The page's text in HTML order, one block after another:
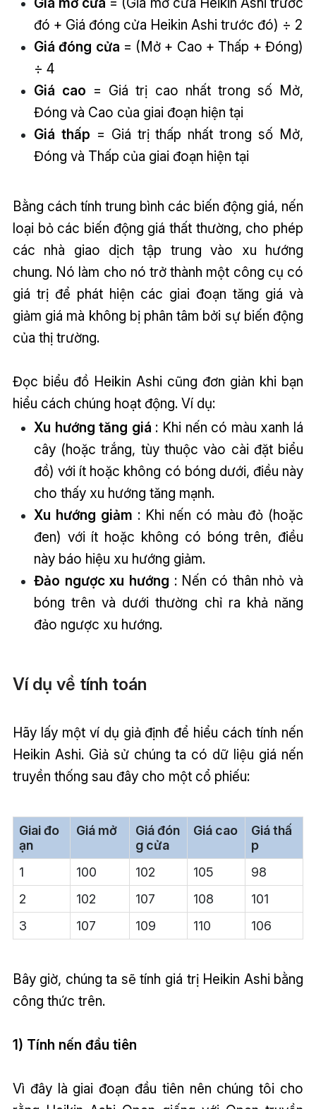
đó + Giá đóng cửa Heikin Ashi trước đó) ÷ 2
Giá đóng cửa = (Mở + Cao + Thấp + Đóng)
÷ 4
Giá cao = Giá trị cao nhất trong số Mở,
Đóng và Cao của giai đoạn hiện tại
Giá thấp = Giá trị thấp nhất trong số Mở,
Đóng và Thấp của giai đoạn hiện tại
Bằng cách tính trung bình các biến động giá, nến
loại bỏ các biến động giá thất thường, cho phép
các nhà giao dịch tập trung vào xu hướng
chung. Nó làm cho nó trở thành một công cụ có
giá trị để phát hiện các giai đoạn tăng giá và
giảm giá mà không bị phân tâm bởi sự biến động
của thị trường.
Đọc biểu đồ Heikin Ashi cũng đơn giản khi bạn
hiểu cách chúng hoạt động. Ví dụ:
Xu hướng tăng giá : Khi nến có màu xanh lá
cây (hoặc trắng, tùy thuộc vào cài đặt biểu
đồ) với ít hoặc không có bóng dưới, điều này
cho thấy xu hướng tăng mạnh.
Xu hướng giảm : Khi nến có màu đỏ (hoặc
đen) với ít hoặc không có bóng trên, điều
này báo hiệu xu hướng giảm.
Đảo ngược xu hướng : Nến có thân nhỏ và
bóng trên và dưới thường chỉ ra khả năng
đảo ngược xu hướng.
Ví dụ về tính toán
Hãy lấy một ví dụ giả định để hiểu cách tính nến
Heikin Ashi. Giả sử chúng ta có dữ liệu giá nến
truyền thống sau đây cho một cổ phiếu:
Giai đo
ạn
Giá mở
Giá đón
g cửa
Giá cao
Giá thấ
p
1
100 102 105
98
2
102 107 108
101
3
107 109 110 106
Bây giờ, chúng ta sẽ tính giá trị Heikin Ashi bằng
công thức trên.
1) Tính nến đầu tiên
Vì đây là giai đoạn đầu tiên nên chúng tôi cho